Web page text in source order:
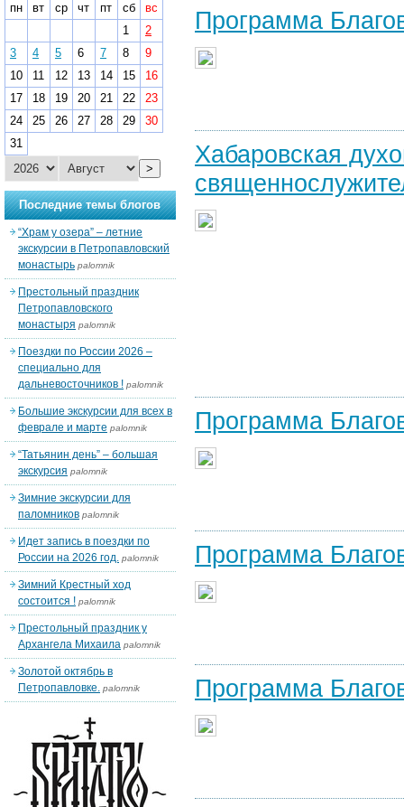
Программа
Хабаровская
Программа
Программа
Программа
пн
вт ср чт пт сб
вс
1
2
3
4 5 6 7 8
9
10
11 12 13 14 15
16
17
18 19 20 21 22
23
24
25 26 27 28 29
30
31
>
Последние темы блогов
“Храм у озера” – летние
экскурсии в Петропавловский
монастырь palomnik
Престольный праздник
Петропавловского
монастыря palomnik
Поездки по России 2026 –
специально для
дальневосточников ! palomnik
Большие экскурсии для всех в
феврале и марте palomnik
“Татьянин день” – большая
экскурсия palomnik
Зимние экскурсии для
паломников palomnik
Идет запись в поездки по
России на 2026 год. palomnik
Зимний Крестный ход
состоится ! palomnik
Престольный праздник у
Архангела Михаила palomnik
Золотой октябрь в
Петропавловке. palomnik